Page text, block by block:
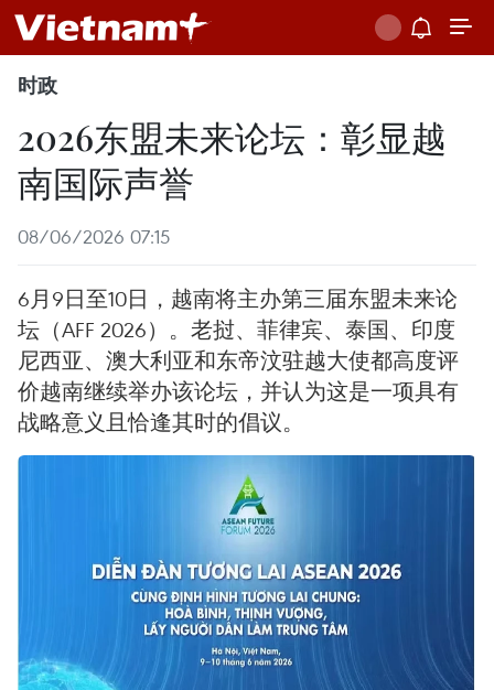
时政
2026东盟未来论坛：彰显越
南国际声誉
08/06/2026 07:15
6月9日至10日，越南将主办第三届东盟未来论
坛（AFF 2026）。老挝、菲律宾、泰国、印度
尼西亚、澳大利亚和东帝汶驻越大使都高度评
价越南继续举办该论坛，并认为这是一项具有
战略意义且恰逢其时的倡议。